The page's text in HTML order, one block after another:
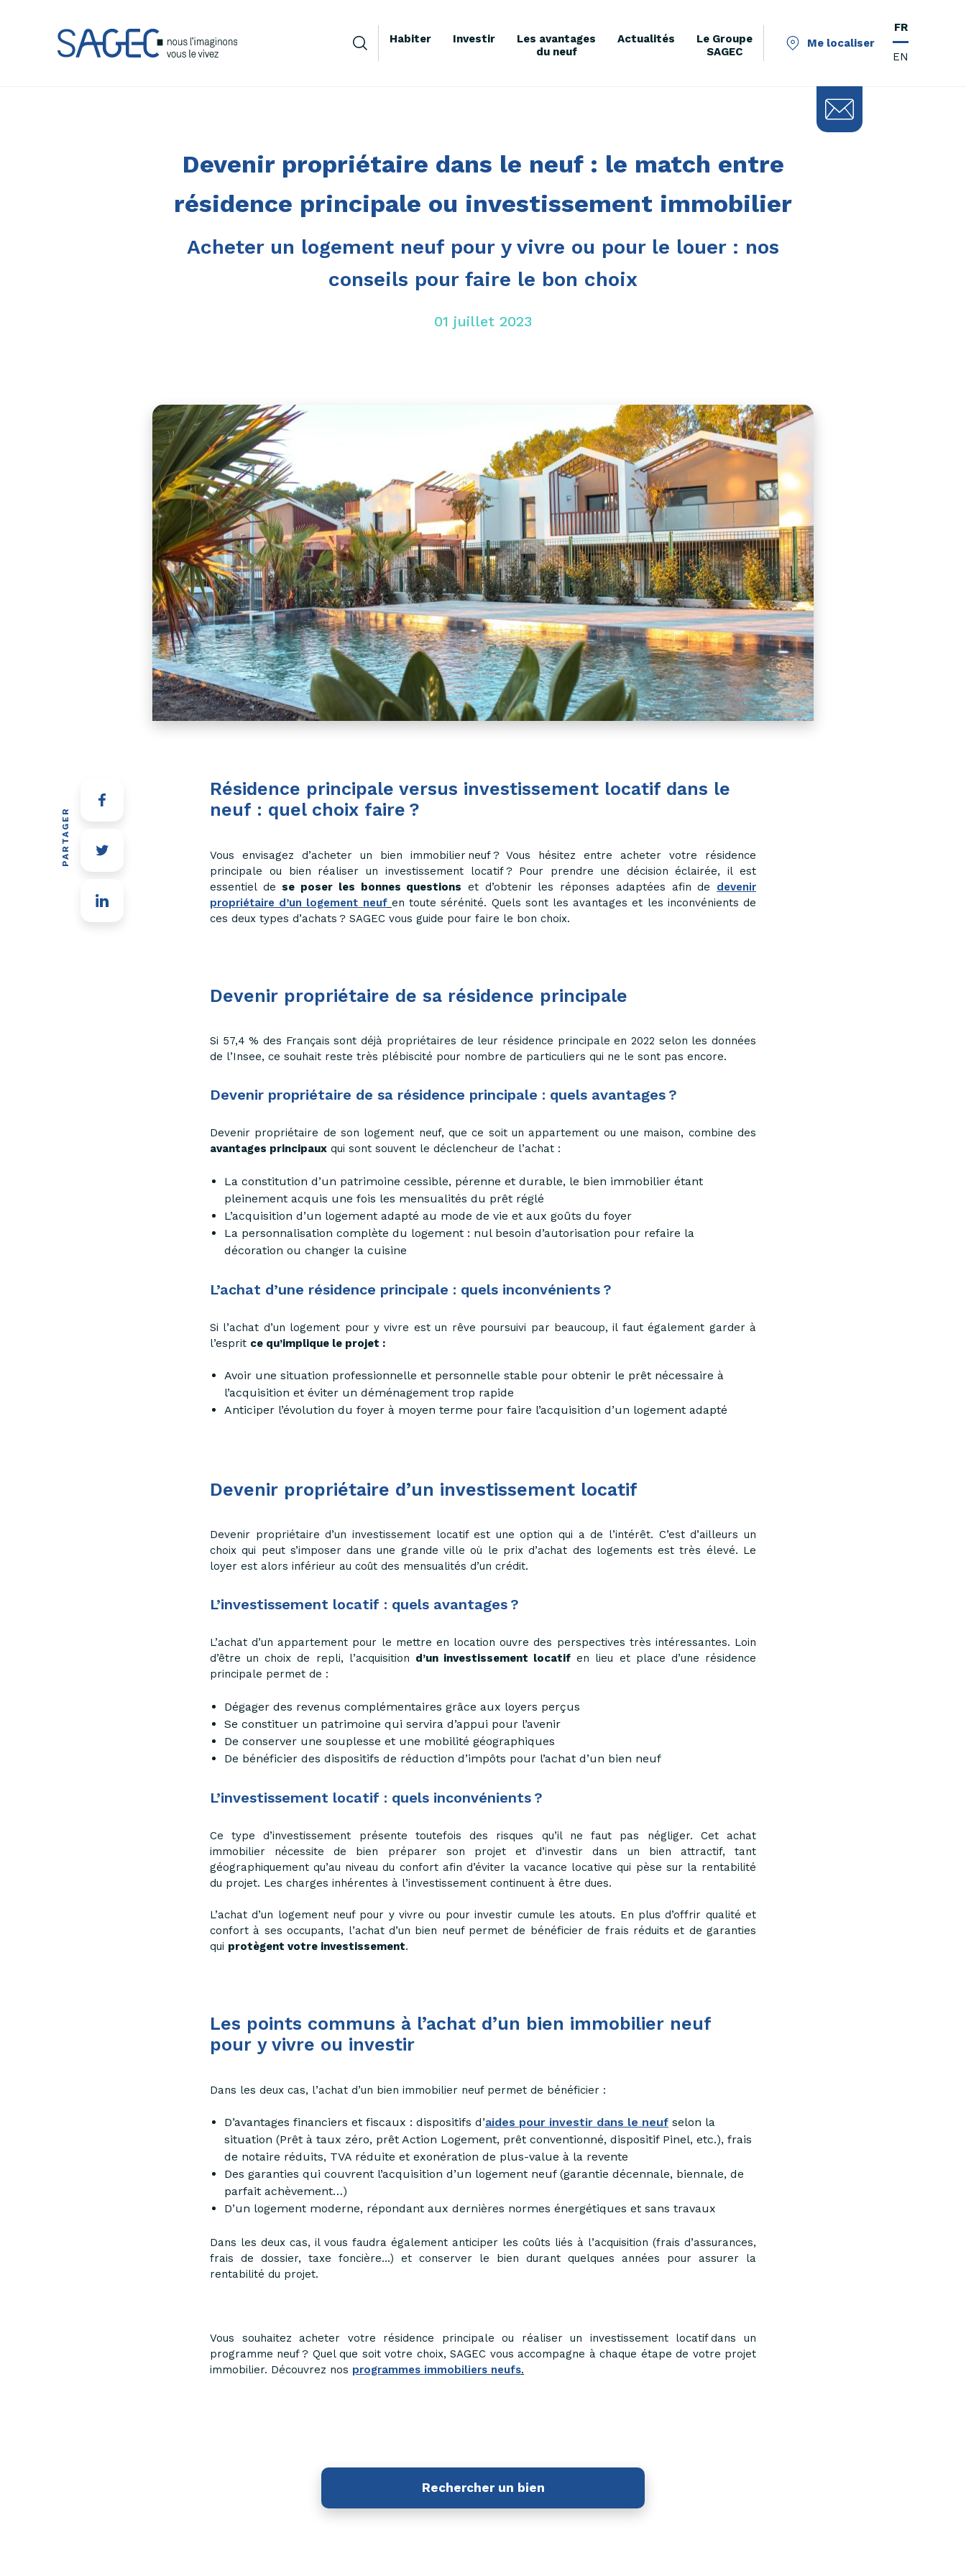
Habiter Investir
Les avantages
du neuf
Actualités
Le Groupe
SAGEC
Me localiser
FR
EN
Devenir propriétaire dans le neuf : le match entre
résidence principale ou investissement immobilier
Acheter un logement neuf pour y vivre ou pour le louer : nos
conseils pour faire le bon choix
01 juillet 2023
Résidence principale versus investissement locatif dans le
neuf : quel choix faire ?
Vous envisagez d’acheter un bien immobilier neuf ? Vous hésitez entre acheter votre résidence
principale ou bien réaliser un investissement locatif ? Pour prendre une décision éclairée, il est
essentiel de se poser les bonnes questions et d’obtenir les réponses adaptées afin de devenir
propriétaire d’un logement neuf en toute sérénité. Quels sont les avantages et les inconvénients de
ces deux types d’achats ? SAGEC vous guide pour faire le bon choix.
Devenir propriétaire de sa résidence principale
Si 57,4 % des Français sont déjà propriétaires de leur résidence principale en 2022 selon les données
de l’Insee, ce souhait reste très plébiscité pour nombre de particuliers qui ne le sont pas encore.
Devenir propriétaire de sa résidence principale : quels avantages ?
Devenir propriétaire de son logement neuf, que ce soit un appartement ou une maison, combine des
avantages principaux qui sont souvent le déclencheur de l’achat :
La constitution d’un patrimoine cessible, pérenne et durable, le bien immobilier étant
pleinement acquis une fois les mensualités du prêt réglé
L’acquisition d’un logement adapté au mode de vie et aux goûts du foyer
La personnalisation complète du logement : nul besoin d’autorisation pour refaire la
décoration ou changer la cuisine
L’achat d’une résidence principale : quels inconvénients ?
Si l’achat d’un logement pour y vivre est un rêve poursuivi par beaucoup, il faut également garder à
l’esprit ce qu’implique le projet :
Avoir une situation professionnelle et personnelle stable pour obtenir le prêt nécessaire à
l’acquisition et éviter un déménagement trop rapide
Anticiper l’évolution du foyer à moyen terme pour faire l’acquisition d’un logement adapté
Devenir propriétaire d’un investissement locatif
Devenir propriétaire d’un investissement locatif est une option qui a de l’intérêt. C’est d’ailleurs un
choix qui peut s’imposer dans une grande ville où le prix d’achat des logements est très élevé. Le
loyer est alors inférieur au coût des mensualités d’un crédit.
L’investissement locatif : quels avantages ?
L’achat d’un appartement pour le mettre en location ouvre des perspectives très intéressantes. Loin
d’être un choix de repli, l’acquisition d’un investissement locatif en lieu et place d’une résidence
principale permet de :
Dégager des revenus complémentaires grâce aux loyers perçus
Se constituer un patrimoine qui servira d’appui pour l’avenir
De conserver une souplesse et une mobilité géographiques
De bénéficier des dispositifs de réduction d’impôts pour l’achat d’un bien neuf
L’investissement locatif : quels inconvénients ?
Ce type d’investissement présente toutefois des risques qu’il ne faut pas négliger. Cet achat
immobilier nécessite de bien préparer son projet et d’investir dans un bien attractif, tant
géographiquement qu’au niveau du confort afin d’éviter la vacance locative qui pèse sur la rentabilité
du projet. Les charges inhérentes à l’investissement continuent à être dues.
L’achat d’un logement neuf pour y vivre ou pour investir cumule les atouts. En plus d’offrir qualité et
confort à ses occupants, l’achat d’un bien neuf permet de bénéficier de frais réduits et de garanties
qui protègent votre investissement.
Les points communs à l’achat d’un bien immobilier neuf
pour y vivre ou investir
Dans les deux cas, l’achat d’un bien immobilier neuf permet de bénéficier :
D’avantages financiers et fiscaux : dispositifs d’aides pour investir dans le neuf selon la
situation (Prêt à taux zéro, prêt Action Logement, prêt conventionné, dispositif Pinel, etc.), frais
de notaire réduits, TVA réduite et exonération de plus-value à la revente
Des garanties qui couvrent l’acquisition d’un logement neuf (garantie décennale, biennale, de
parfait achèvement…)
D’un logement moderne, répondant aux dernières normes énergétiques et sans travaux
Dans les deux cas, il vous faudra également anticiper les coûts liés à l’acquisition (frais d’assurances,
frais de dossier, taxe foncière…) et conserver le bien durant quelques années pour assurer la
rentabilité du projet.
Vous souhaitez acheter votre résidence principale ou réaliser un investissement locatif dans un
programme neuf ? Quel que soit votre choix, SAGEC vous accompagne à chaque étape de votre projet
immobilier. Découvrez nos programmes immobiliers neufs.
Rechercher un bien
PARTAGER